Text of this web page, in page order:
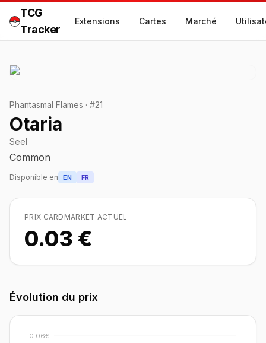
TCG
Tracker
Extensions Cartes Marché
Phantasmal Flames · #21
Otaria
Seel
Common
Disponible en EN FR
PRIX CARDMARKET ACTUEL
0.03 €
Évolution du prix
0.06€